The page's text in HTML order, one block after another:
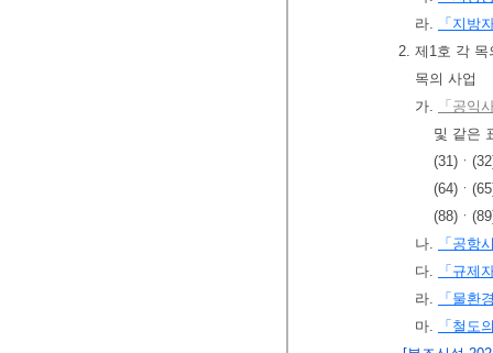
라.
「지방
2. 제1호 각
목의 사업
가.
「공익
및 같은
(31)ㆍ
(64)ㆍ
(88)ㆍ
나.
「공항
다.
「규제
라.
「물환
마.
「철도